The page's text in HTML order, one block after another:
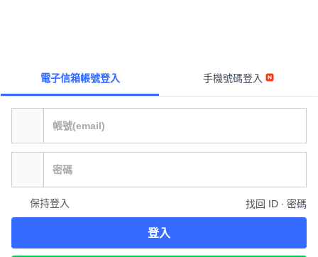
電子信箱帳號登入 手機號碼登入
保持登入 找回 ID ∙ 密碼
登入